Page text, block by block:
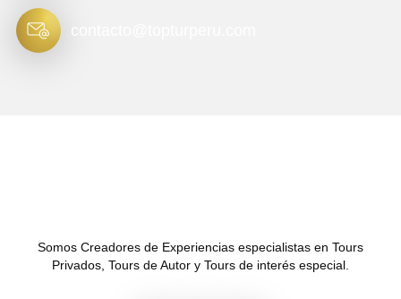
Somos Creadores de Experiencias especialistas en Tours
Privados, Tours de Autor y Tours de interés especial.